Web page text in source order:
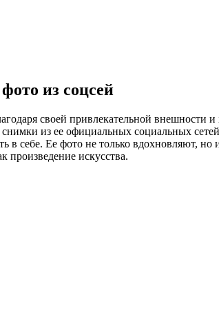
из соцсей
своей привлекательной внешности
из ее официальных социальных сетей.
в себе. Ее фото не только вдохновляют,
произведение искусства.